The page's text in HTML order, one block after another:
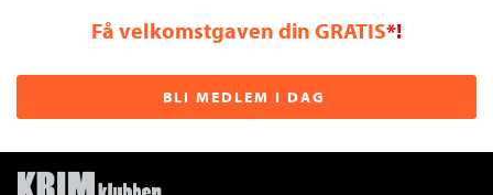
Få velkomstgaven din GRATIS*!
BLI MEDLEM I DAG